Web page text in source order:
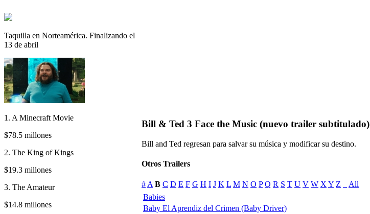
Taquilla en Norteamérica. Finalizando el
13 de abril
1. A Minecraft Movie
$78.5 millones
2. The King of Kings
$19.3 millones
3. The Amateur
$14.8 millones
Bill & Ted 3 Face the Music (nuevo trailer subtitulado)
Bill and Ted regresan para salvar su música y modificar su destino.
Otros Trailers
# A B C D E F G H I J K L M N O P Q R S T U V W X Y Z
All
Babies
Baby El Aprendiz del Crimen (Baby Driver)